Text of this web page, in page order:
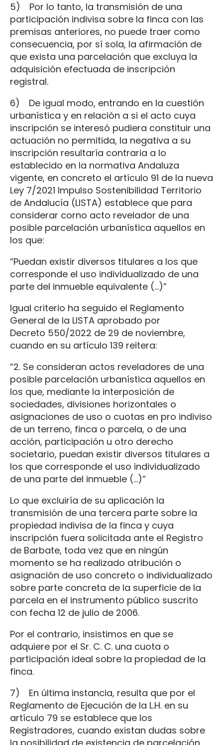
5) Por lo tanto, la transmisión de una
participación indivisa sobre la finca con las
premisas anteriores, no puede traer como
consecuencia, por sí sola, la afirmación de
que exista una parcelación que excluya la
adquisición efectuada de inscripción
registral.
6) De igual modo, entrando en la cuestión
urbanística y en relación a si el acto cuya
inscripción se interesó pudiera constituir una
actuación no permitida, la negativa a su
inscripción resultaría contraria a lo
establecido en la normativa Andaluza
vigente, en concreto el artículo 91 de la nueva
Ley 7/2021 Impulso Sostenibilidad Territorio
de Andalucía (LISTA) establece que para
considerar corno acto revelador de una
posible parcelación urbanística aquellos en
los que:
“Puedan existir diversos titulares a los que
corresponde el uso individualizado de una
parte del inmueble equivalente (...)”
Igual criterio ha seguido el Reglamento
General de la LISTA aprobado por
Decreto 550/2022 de 29 de noviembre,
cuando en su artículo 139 reitera:
“2. Se consideran actos reveladores de una
posible parcelación urbanística aquellos en
los que, mediante la interposición de
sociedades, divisiones horizontales o
asignaciones de uso o cuotas en pro indiviso
de un terreno, finca o parcela, o de una
acción, participación u otro derecho
societario, puedan existir diversos titulares a
los que corresponde el uso individualizado
de una parte del inmueble (...)”
Lo que excluiría de su aplicación la
transmisión de una tercera parte sobre la
propiedad indivisa de la finca y cuya
inscripción fuera solicitada ante el Registro
de Barbate, toda vez que en ningún
momento se ha realizado atribución o
asignación de uso concreto o individualizado
sobre parte concreta de la superficie de la
parcela en el instrumento público suscrito
con fecha 12 de julio de 2006.
Por el contrario, insistimos en que se
adquiere por el Sr. C. C. una cuota o
participación ideal sobre la propiedad de la
finca.
7) En última instancia, resulta que por el
Reglamento de Ejecución de la L.H. en su
artículo 79 se establece que los
Registradores, cuando existan dudas sobre